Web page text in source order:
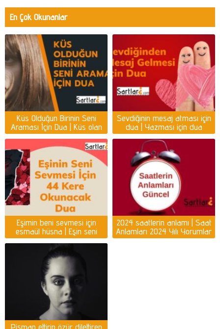
En Çok Okunanlar
Küs Olduğun Birinin Seni
Araması İçin Dua | Küs olan
kişiyi ayağına getirmek için
dua
Sevdiğinin mesaj atması için
dua | Yazması için dua
Eşimin beni sevmesi için
esmaül hüsna | Eşin seni
sevmesi için dua
2024 saatlerin anlamı | Saat
Anlamları 2024 Yılı Yorumlar
Pişman ettirip özür dilettiren